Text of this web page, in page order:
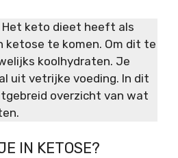
Het keto dieet heeft als
ketose te komen. Om dit te
koolhydraten. Je
uit vetrijke voeding. In dit
overzicht van wat
IN KETOSE?